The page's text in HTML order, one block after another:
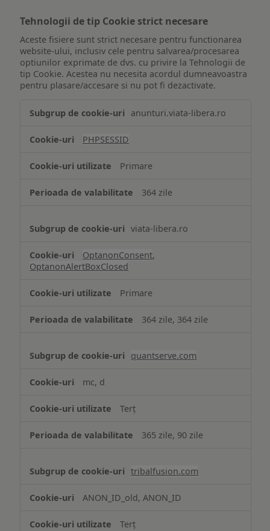
Tehnologii de tip Cookie strict necesare
Aceste fisiere sunt strict necesare pentru functionarea
website-ului, inclusiv cele pentru salvarea/procesarea
optiunilor exprimate de dvs. cu privire la Tehnologii de
tip Cookie. Acestea nu necesita acordul dumneavoastra
pentru plasare/accesare si nu pot fi dezactivate.
de
Cookie
necesare
anunturi.viata-libera.ro
PHPSESSID
Primare
364 zile
viata-libera.ro
OptanonConsent,
OptanonAlertBoxClosed
Primare
364 zile, 364 zile
quantserve.com
mc, d
Terț
365 zile, 90 zile
tribalfusion.com
ANON_ID_old, ANON_ID
Terț